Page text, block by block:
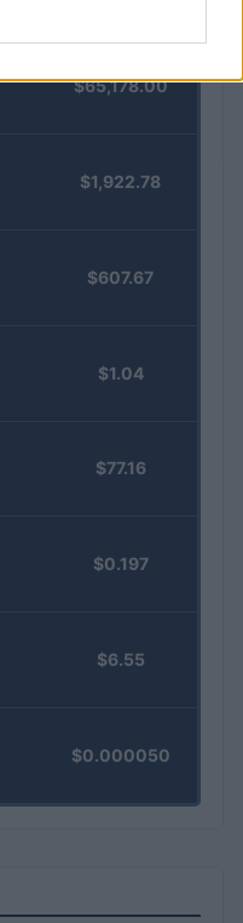
$65,178.00
$1,922.78
$607.67
$1.04
$77.16
$0.197
$6.55
$0.000050